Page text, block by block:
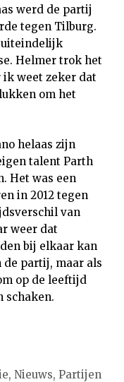
werd de partij
tegen Tilburg.
uiteindelijk
Helmer trok het
weet zeker dat
om het
helaas zijn
talent Parth
Het was een
in 2012 tegen
van
weer dat
bij elkaar kan
partij, maar als
op de leeftijd
schaken.
, Nieuws, Partijen